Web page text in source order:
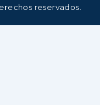
reservados.